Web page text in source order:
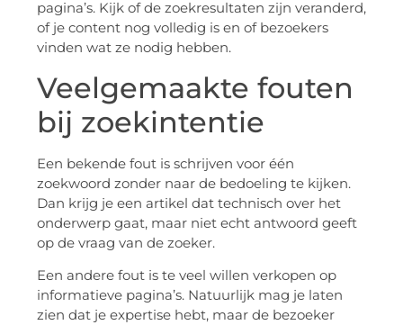
pagina’s. Kijk of de zoekresultaten zijn veranderd,
of je content nog volledig is en of bezoekers
vinden wat ze nodig hebben.
Veelgemaakte fouten
bij zoekintentie
Een bekende fout is schrijven voor één
zoekwoord zonder naar de bedoeling te kijken.
Dan krijg je een artikel dat technisch over het
onderwerp gaat, maar niet echt antwoord geeft
op de vraag van de zoeker.
Een andere fout is te veel willen verkopen op
informatieve pagina’s. Natuurlijk mag je laten
zien dat je expertise hebt, maar de bezoeker